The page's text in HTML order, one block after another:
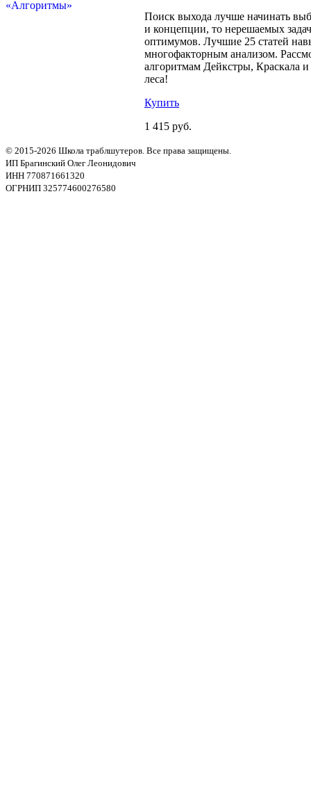
Поиск выхода лучше начинать
и концепции, то нерешаемых
оптимумов. Лучшие 25 статей
многофакторным анализом.
алгоритмам Дейкстры, Краскала
леса!
Купить
1 415 руб.
© 2015-2026 Школа траблшутеров. Все права защищены.
ИП Брагинский Олег Леонидович
ИНН 770871661320
ОГРНИП 325774600276580